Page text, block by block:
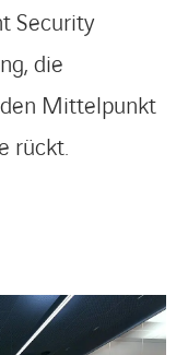
Security
die
Mittelpunkt
rückt.